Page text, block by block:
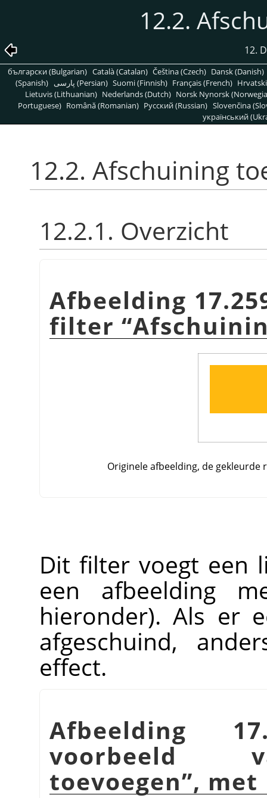
12.2.
12.
български (Bulgarian) Català (Catalan) Čeština (Czech) Dansk (Danish)
(Spanish)
پارسی (Persian) Suomi (Finnish) Français (French)
Lietuvis (Lithuanian) Nederlands (Dutch) Norsk Nynorsk
Portuguese) Română (Romanian) Pусский (Russian) Slovenčina
український
12.2. Afschuining
12.2.1. Overzicht
Afbeelding
filter “
Originele afbeelding, de gekleurde
Dit filter voegt een
een afbeelding
hieronder). Als er
afgeschuind,
effect.
Afbeelding
toevoegen”, met